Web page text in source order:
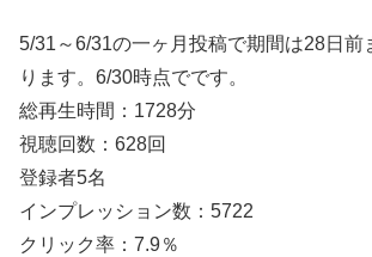
5/31～6/31の一ヶ月投稿で期間は28日前
ります。6/30時点でです。
総再生時間：1728分
視聴回数：628回
登録者5名
インプレッション数：5722
クリック率：7.9％